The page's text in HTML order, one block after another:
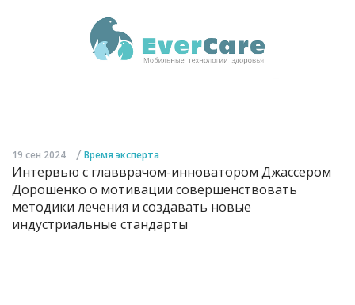
19 сен 2024 / Время эксперта
Интервью с главврачом-инноватором Джассером
Дорошенко о мотивации совершенствовать
методики лечения и создавать новые
индустриальные стандарты